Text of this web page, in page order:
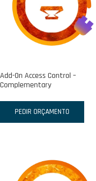
Add-On Access Control –
Complementary
PEDIR ORÇAMENTO